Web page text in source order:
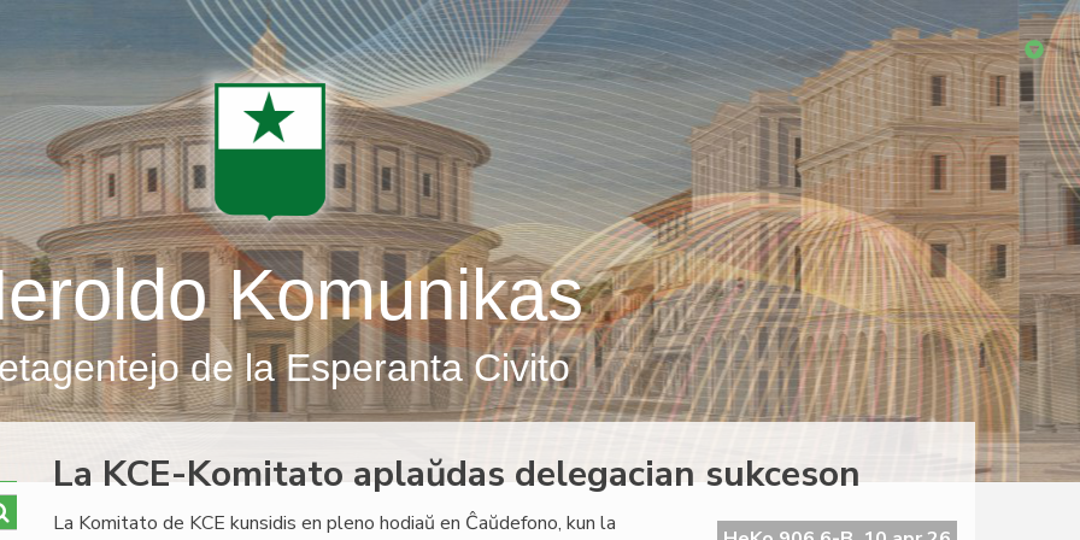
Komunikas
de la Esperanta Civito
La KCE-Komitato aplaŭdas delegacian sukceson
La Komitato de KCE kunsidis en pleno hodiaŭ en Ĉaŭdefono, kun la